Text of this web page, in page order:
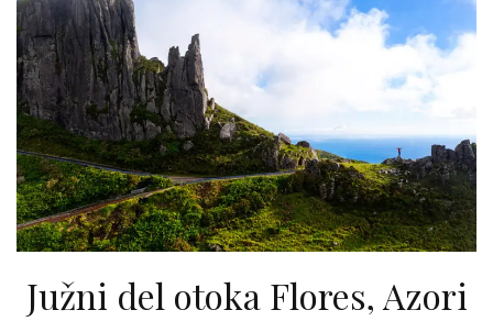
Južni del otoka Flores, Azori